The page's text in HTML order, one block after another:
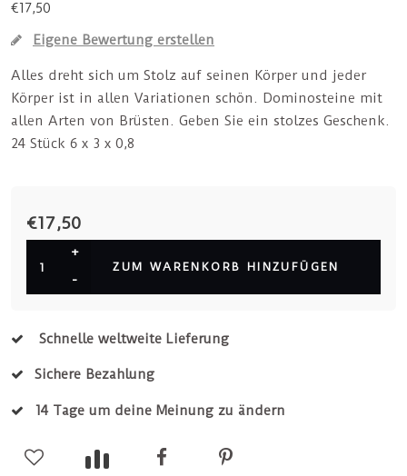
€17,50
Eigene Bewertung erstellen
Alles dreht sich um Stolz auf seinen Körper und jeder
Körper ist in allen Variationen schön. Dominosteine mit
allen Arten von Brüsten. Geben Sie ein stolzes Geschenk.
24 Stück 6 x 3 x 0,8
€17,50
+
-
ZUM WARENKORB HINZUFÜGEN
Schnelle weltweite Lieferung
Sichere Bezahlung
14 Tage um deine Meinung zu ändern